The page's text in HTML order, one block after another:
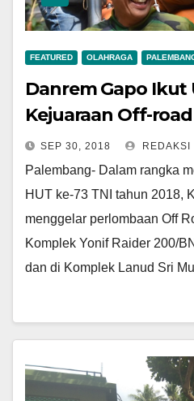
FEATURED OLAHRAGA
Danrem Gapo Ikut
Kejuaraan Off-
SEP 30, 2018 REDAKSI
Palembang- Dalam rangka
HUT ke-73 TNI tahun 2018,
menggelar perlombaan Off
Komplek Yonif Raider 200/
dan di Komplek Lanud Sri